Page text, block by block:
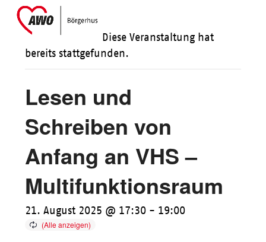
SkipOpen
mobile
Close
mobile
Diese Veranstaltung hat
bereits stattgefunden.
Lesen und
Schreiben von
Anfang an VHS –
Multifunktionsraum
21. August 2025 @ 17:30 - 19:00